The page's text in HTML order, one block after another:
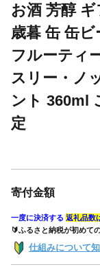
お酒 芳醇
歳暮 缶 缶
フルーティ
スリー・ノ
ント 360ml
定
寄付金額
一度に決済する 返礼品数
🔰ふるさと納税が初めて
仕組みについて